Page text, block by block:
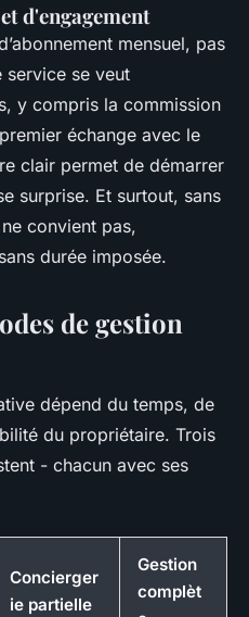
d'engagement
mensuel, pas
se veut
y compris la commission
échange avec le
clair permet de démarrer
surprise. Et surtout, sans
convient pas,
durée imposée.
de gestion
dépend du temps, de
du propriétaire. Trois
- chacun avec ses
Concierger
ie partielle
Gestion
complèt